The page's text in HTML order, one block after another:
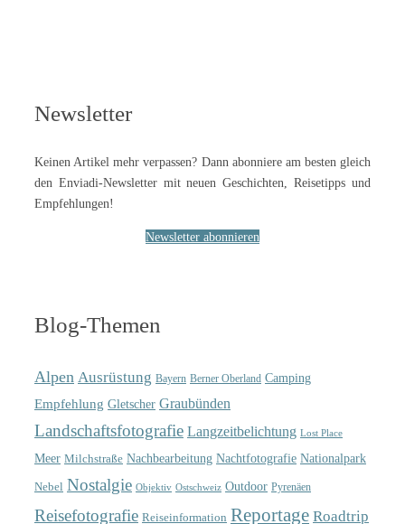
Newsletter
Keinen Artikel mehr verpassen? Dann abonniere am besten gleich
den Enviadi-Newsletter mit neuen Geschichten, Reisetipps und
Empfehlungen!
Newsletter abonnieren
Blog-Themen
Alpen Ausrüstung Bayern Berner Oberland Camping
Empfehlung Gletscher Graubünden
Landschaftsfotografie Langzeitbelichtung Lost Place
Meer Milchstraße Nachbearbeitung Nachtfotografie Nationalpark
Nebel Nostalgie Objektiv Ostschweiz Outdoor Pyrenäen
Reisefotografie Reiseinformation Reportage Roadtrip